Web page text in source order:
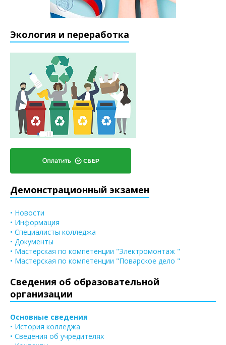
Экология и переработка
Демонстрационный экзамен
• Новости
• Информация
• Специалисты колледжа
• Документы
• Мастерская по компетенции "Электромонтаж "
• Мастерская по компетенции "Поварское дело "
Сведения об образовательной
организации
Основные сведения
• История колледжа
• Сведения об учредителях